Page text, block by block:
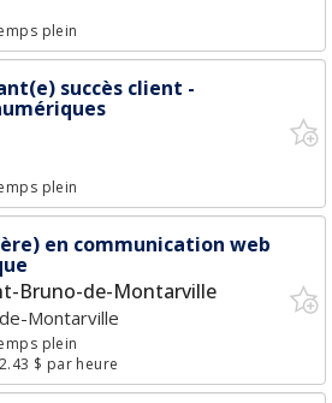
plein
succès client -
plein
en communication web
Bruno-de-Montarville
Montarville
plein
$ par heure